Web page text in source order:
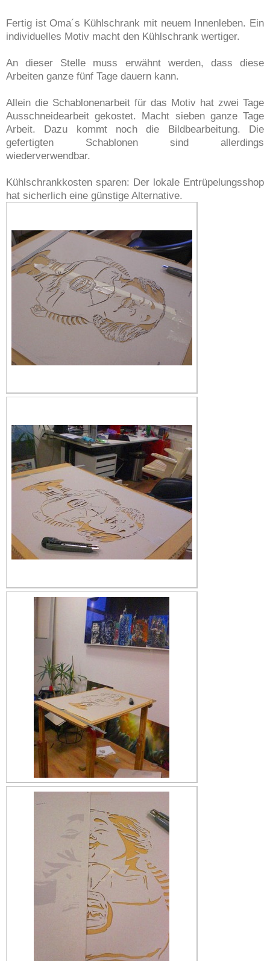
Fertig ist Oma´s Kühlschrank mit neuem Innenleben. Ein
individuelles Motiv macht den Kühlschrank wertiger.
An dieser Stelle muss erwähnt werden, dass diese
Arbeiten ganze fünf Tage dauern kann.
Allein die Schablonenarbeit für das Motiv hat zwei Tage
Ausschneidearbeit gekostet. Macht sieben ganze Tage
Arbeit. Dazu kommt noch die Bildbearbeitung. Die
gefertigten Schablonen sind allerdings
wiederverwendbar.
Kühlschrankkosten sparen: Der lokale Entrüpelungsshop
hat sicherlich eine günstige Alternative.